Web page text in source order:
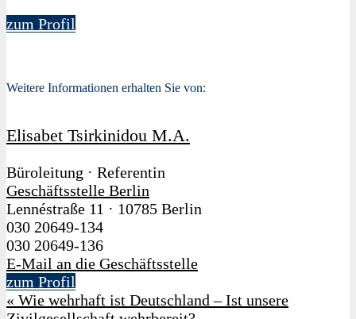
zum Profil
Weitere Informationen erhalten Sie von:
Elisabet Tsirkinidou M.A.
Büroleitung · Referentin
Geschäftsstelle Berlin
Lennéstraße 11 · 10785 Berlin
030 20649-134
030 20649-136
E-Mail an die Geschäftsstelle
zum Profil
« Wie wehrhaft ist Deutschland – Ist unsere